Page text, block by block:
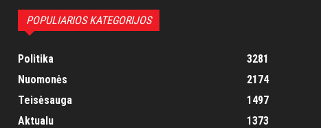
POPULIARIOS KATEGORIJOS
Politika
3281
Nuomonės
2174
Teisėsauga
1497
Aktualu
1373